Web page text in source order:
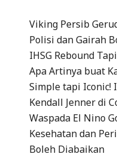
Viking Persib
Polisi dan Gairah
IHSG Rebound
Apa Artinya buat
Simple tapi Iconic!
Kendall Jenner di
Waspada El Nino
Kesehatan dan
Boleh Diabaikan